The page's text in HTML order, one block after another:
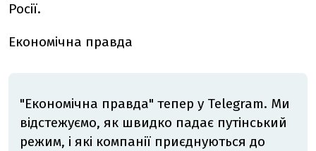
Росії.
Економічна правда
"Економічна правда" тепер у Telegram. Ми
відстежуємо, як швидко падає путінський
режим, і які компанії приєднуються до